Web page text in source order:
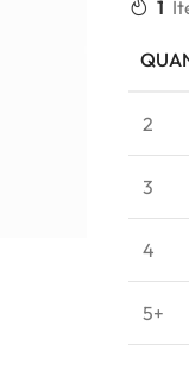
1
2
3
4
5+